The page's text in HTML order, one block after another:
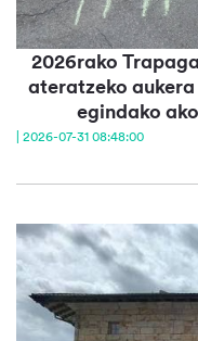
2026rako
ateratzeko aukera
egindako
| 2026-07-31 08:48:00